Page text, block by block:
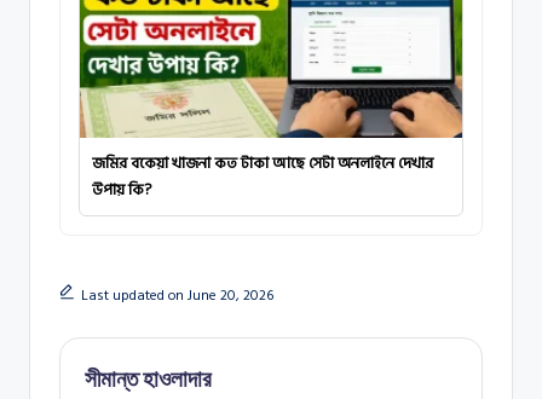
জমির বকেয়া খাজনা কত টাকা আছে সেটা অনলাইনে দেখার
উপায় কি?
Last updated on June 20, 2026
সীমান্ত হাওলাদার